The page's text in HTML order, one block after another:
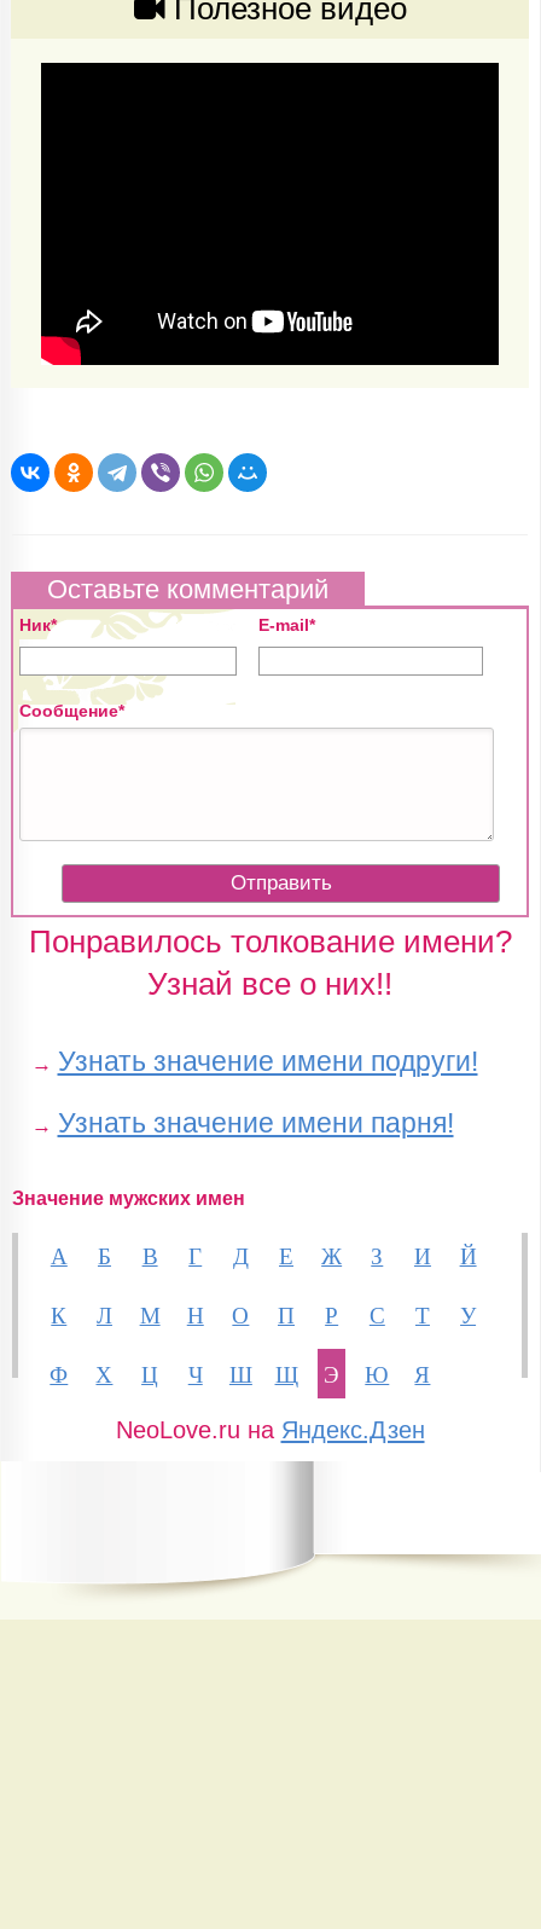
Полезное видео
Оставьте комментарий
Ник* E-mail*
Сообщение*
Понравилось толкование имени?
Узнай все о них!!
→ Узнать значение имени подруги!
→ Узнать значение имени парня!
Значение мужских имен
А Б В Г Д Е Ж З И
Й
К
Л М Н О П Р С Т
У
Ф
Х Ц Ч Ш Щ Э Ю Я
NeoLove.ru на Яндекс.Дзен